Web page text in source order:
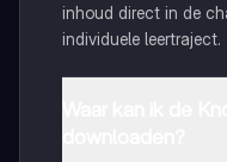
inhoud direct in de
individuele leertraject.